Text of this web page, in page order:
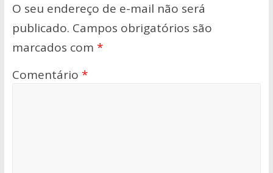
O seu endereço de e-mail não será
publicado. Campos obrigatórios são
marcados com *
Comentário *